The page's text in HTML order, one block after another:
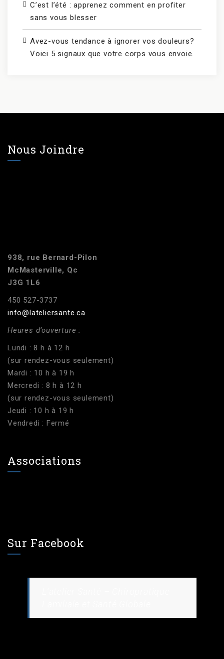
C’est l’été : apprenez comment en profiter
sans vous blesser
Avez-vous tendance à ignorer vos douleurs?
Voici 5 signaux que votre corps vous envoie.
Nous Joindre
938, rue Bernard-Pilon
McMasterville, Qc
J3G 1L6
450 527-3737
info@lateliersante.ca
Heures d’ouverture :
Lundi : 8 h à 12 h
(sur rendez-vous seulement)
Mardi : 10 h à 19 h
Mercredi : 8 h à 12 h
(sur rendez-vous seulement)
Jeudi : 10 h à 19 h
Vendredi : Fermé
Associations
Sur Facebook